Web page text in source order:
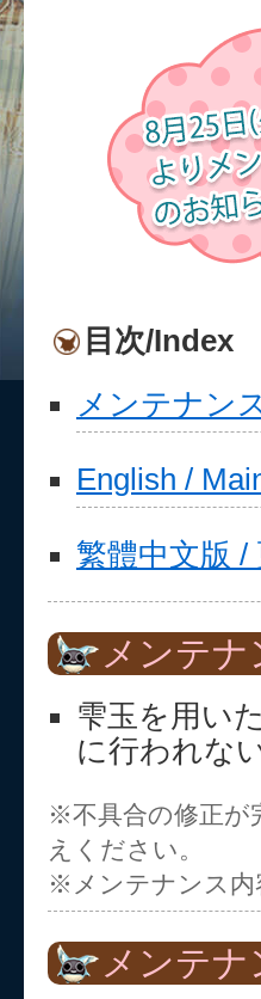
目次/Index
メンテナン
English /
繁體中文版 /
メンテ
雫玉を用い
に行われな
※不具合の修正が
えください。
※メンテナンス内
メンテ